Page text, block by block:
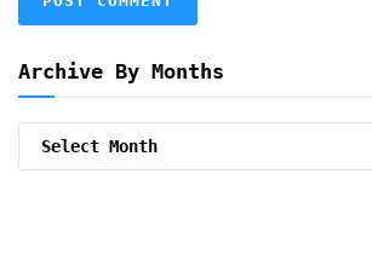
Archive By Months